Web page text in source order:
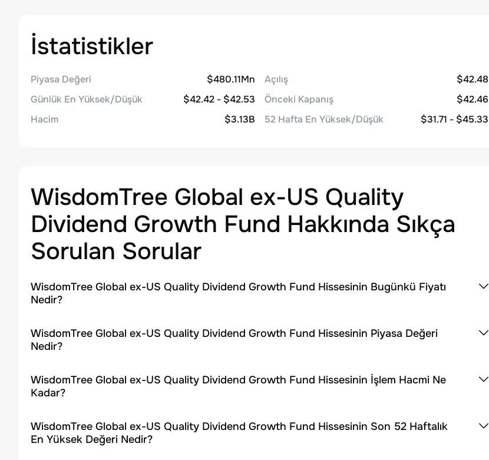
İstatistikler
Piyasa Değeri
$480.11Mn
Günlük En Yüksek/Düşük
$42.42 - $42.53
Hacim
$3.13B
Açılış
$42.48
Önceki Kapanış
$42.46
52 Hafta En Yüksek/Düşük
$31.71 - $45.33
WisdomTree Global ex-US Quality
Dividend Growth Fund Hakkında Sıkça
Sorulan Sorular
WisdomTree Global ex-US Quality Dividend Growth Fund Hissesinin Bugünkü Fiyatı
Nedir?
WisdomTree Global ex-US Quality Dividend Growth Fund Hissesinin Piyasa Değeri
Nedir?
WisdomTree Global ex-US Quality Dividend Growth Fund Hissesinin İşlem Hacmi Ne
Kadar?
WisdomTree Global ex-US Quality Dividend Growth Fund Hissesinin Son 52 Haftalık
En Yüksek Değeri Nedir?